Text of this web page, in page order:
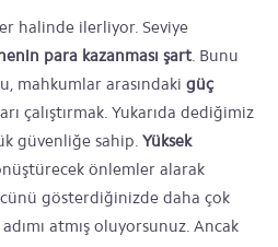
halinde ilerliyor. Seviye
para kazanması şart. Bunu
mahkumlar arasındaki güç
çalıştırmak. Yukarıda dediğimiz
güvenliğe sahip. Yüksek
önlemler alarak
gösterdiğinizde daha çok
atmış oluyorsunuz. Ancak